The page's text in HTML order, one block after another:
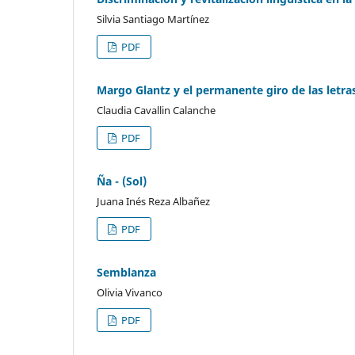
Silvia Santiago Martínez
PDF
Margo Glantz y el permanente giro de las
Claudia Cavallin Calanche
PDF
Ña - (Sol)
Juana Inés Reza Albañez
PDF
Semblanza
Olivia Vivanco
PDF